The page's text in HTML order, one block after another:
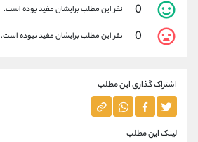
0 نفر این مطلب برایشان مفید بوده است.
0 نفر این مطلب برایشان مفید نبوده است.
اشتراک گذاری این مطلب
لینک این مطلب